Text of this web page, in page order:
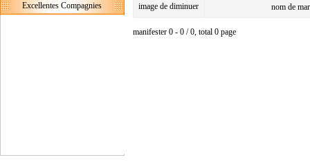
Excellentes Compagnies image de diminuer nom de
manifester 0 - 0 / 0, total 0 page